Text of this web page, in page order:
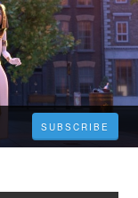
SUBSCRIBE